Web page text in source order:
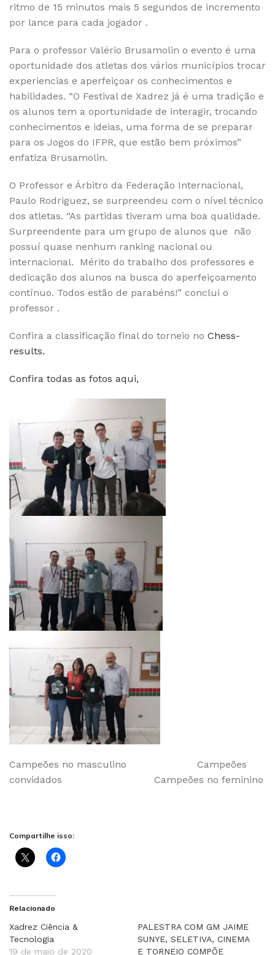
ritmo de 15 minutos mais 5 segundos de incremento
por lance para cada jogador .
Para o professor Valério Brusamolin o evento é uma
oportunidade dos atletas dos vários municípios trocar
experiencias e aperfeiçoar os conhecimentos e
habilidades. “O Festival de Xadrez já é uma tradição e
os alunos tem a oportunidade de interagir, trocando
conhecimentos e ideias, uma forma de se preparar
para os Jogos do IFPR, que estão bem próximos”
enfatiza Brusamolin.
O Professor e Árbitro da Federação Internacional,
Paulo Rodriguez, se surpreendeu com o nível técnico
dos atletas. “As partidas tiveram uma boa qualidade.
Surpreendente para um grupo de alunos que não
possuí quase nenhum ranking nacional ou
internacional. Mérito do trabalho dos professores e
dedicação dos alunos na busca do aperfeiçoamento
contínuo. Todos estão de parabéns!” conclui o
professor .
Confira a classificação final do torneio no Chess-
results.
Confira todas as fotos aqui,
Campeões no masculino Campeões
convidados Campeões no feminino
Compartilhe isso:
Relacionado
Xadrez Ciência &
Tecnologia
19 de maio de 2020
PALESTRA COM GM JAIME
SUNYE, SELETIVA, CINEMA
E TORNEIO COMPÕE